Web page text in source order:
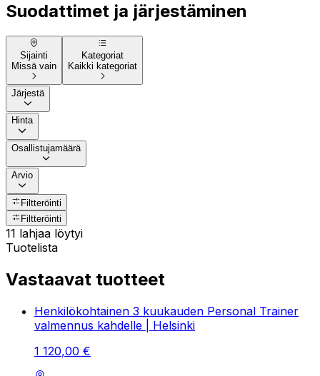
Suodattimet ja järjestäminen
Sijainti
Missä vain
Kategoriat
Kaikki kategoriat
Järjestä
Hinta
Osallistujamäärä
Arvio
Filtteröinti
Filtteröinti
11 lahjaa löytyi
Tuotelista
Vastaavat tuotteet
Henkilökohtainen 3 kuukauden Personal Trainer
valmennus kahdelle | Helsinki
1 120,00 €